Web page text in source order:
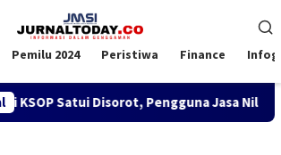
Pemilu 2024 Peristiwa Finance
Satui Disorot, Pengguna Jasa Nilai